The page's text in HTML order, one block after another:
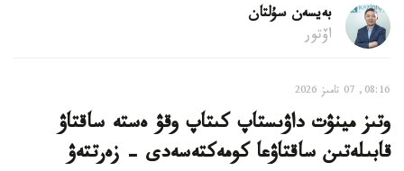
بەيسەن سۇلتان
اۆتور
08:16, 07 تامىز 2026
وتىز مينۋت داۋىستاپ كىتاپ وقۋ ەستە ساقتاۋ
قابىلەتىن ساقتاۋعا كومەكتەسەدى - زەرتتەۋ